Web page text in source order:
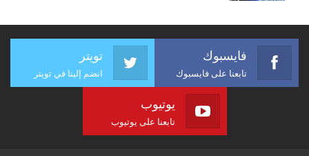
فايسبوك
تابعنا على فايسبوك
تويتر
انضم إلينا في تويتر
يوتيوب
تابعنا على يوتيوب